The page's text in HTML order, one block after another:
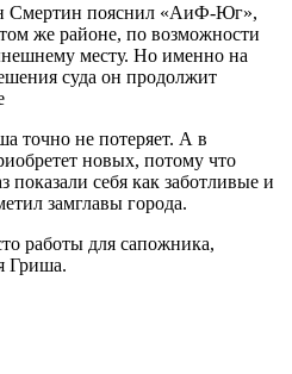
Смертин пояснил «АиФ-Юг»,
же районе, по возможности
месту. Но именно на
суда он продолжит
точно не потеряет. А в
новых, потому что
показали себя как заботливые и
замглавы города.
работы для сапожника,
Гриша.